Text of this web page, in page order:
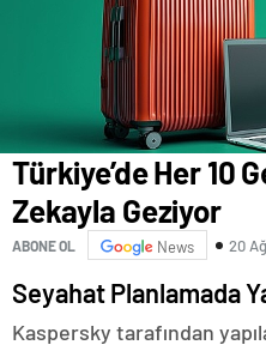
Türkiye’de Her 10
Zekayla Geziyor
ABONE OL News 20
Seyahat Planlamada
Kaspersky tarafından